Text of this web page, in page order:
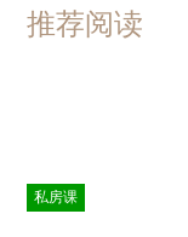
推荐阅读
私房课